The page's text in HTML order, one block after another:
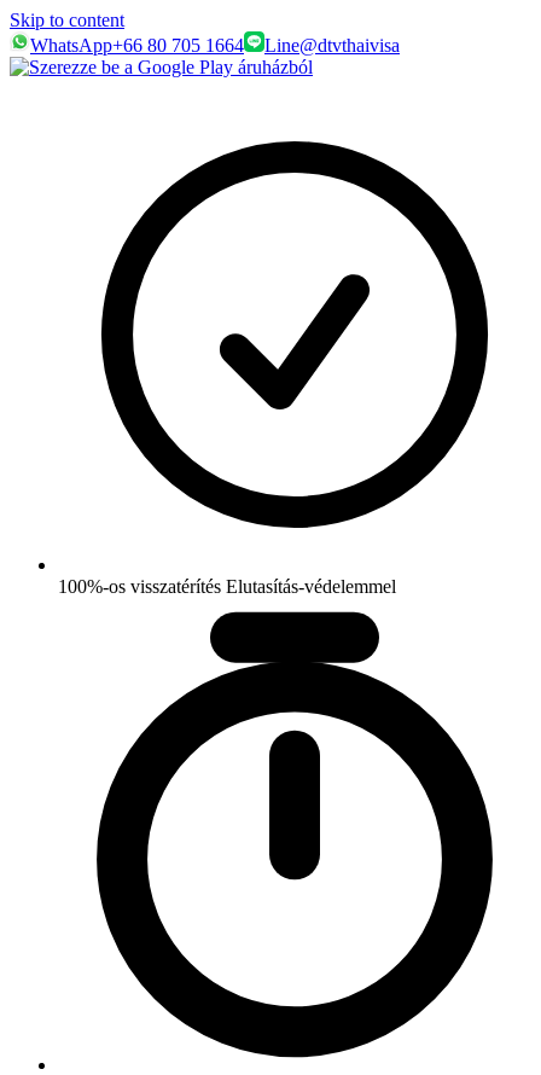
Skip to content
WhatsApp+66 80 705 1664 Line@dtvthaivisa
100%-os visszatérítés Elutasítás-védelemmel